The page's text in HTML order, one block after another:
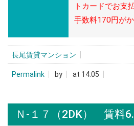
トカードでお支
手数料170円がか
長尾賃貸マンション
Permalink by at 14:05
Ｎ-１７（2DK） 賃料